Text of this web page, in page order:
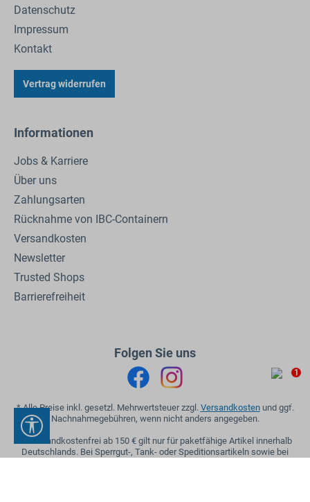
Datenschutz
Impressum
Kontakt
Vertrag widerrufen
Informationen
Jobs & Karriere
Über uns
Zahlungsarten
Rücknahme von IBC-Containern
Versandkosten
Newsletter
Trusted Shops
Barrierefreiheit
Folgen Sie uns
* Alle Preise inkl. gesetzl. Mehrwertsteuer zzgl. Versandkostenund ggf.
Nachnahmegebühren, wenn nicht anders angegeben.
** Versandkostenfrei ab 150 € gilt nur für paketfähige Artikel innerhalb
Deutschlands. Bei Sperrgut-, Tank- oder Speditionsartikeln sowie bei
Werkzeugleiste anzeigen
1